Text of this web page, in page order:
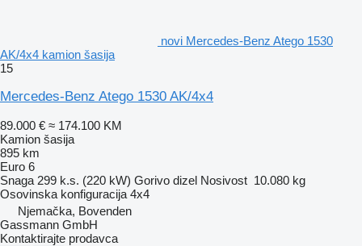
novi Mercedes-Benz Atego 1530
AK/4x4 kamion šasija
15
Mercedes-Benz Atego 1530 AK/4x4
89.000 € ≈ 174.100 KM
Kamion šasija
895 km
Euro 6
Snaga 299 k.s. (220 kW) Gorivo dizel Nosivost 10.080 kg
Osovinska konfiguracija 4x4
Njemačka, Bovenden
Gassmann GmbH
Kontaktirajte prodavca